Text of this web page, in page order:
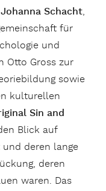
Johanna Schacht,
für
und
Otto Gross zur
sowie
kulturellen
Sin and
Blick auf
deren lange
deren
waren. Das